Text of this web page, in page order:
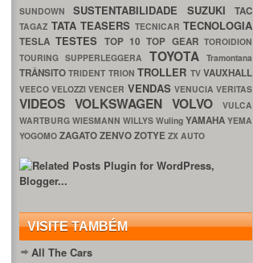
SUNDOWNSUSTENTABILIDADE SUZUKITAC
TAGAZ TATA TEASERS TECNICAR TECNOLOGIA
TESLATESTES TOP 10TOP GEARTOROIDION
TOURING SUPPERLEGGERA TOYOTATramontana
TRÂNSITOTRIDENT TRIONTROLLER TVVAUXHALL
VEECOVELOZZIVENCER VENDAS VENUCIAVERITAS
VIDEOS VOLKSWAGEN VOLVO
VULCA
WARTBURG WIESMANN WILLYS Wuling YAMAHA YEMA
YOGOMO ZAGATOZENVOZOTYE ZX AUTO
VISITE TAMBÉM
All The Cars